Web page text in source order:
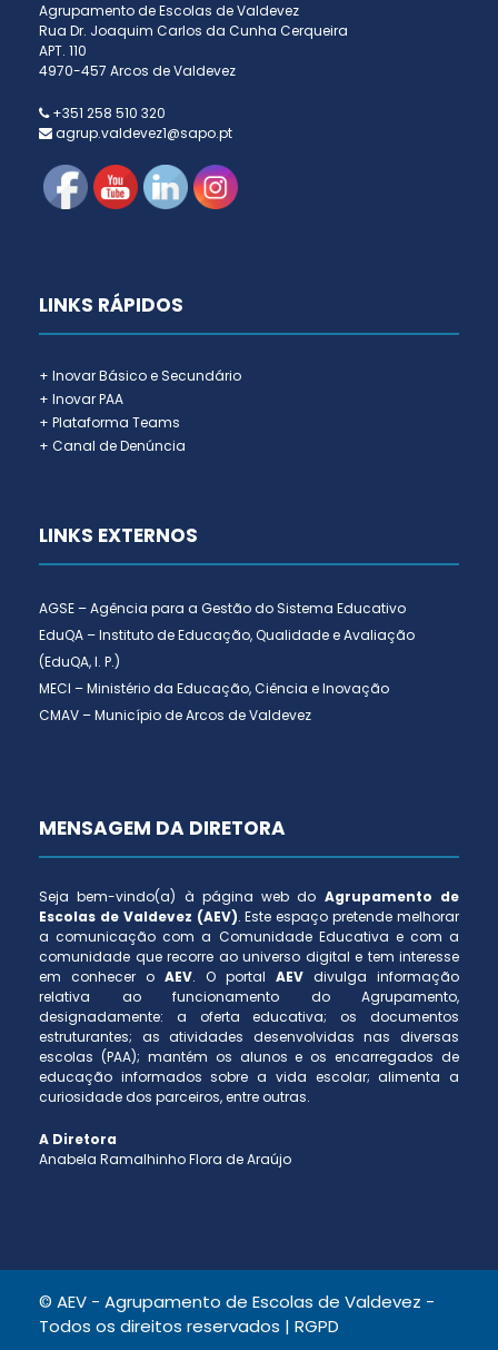
Agrupamento de Escolas de Valdevez
Rua Dr. Joaquim Carlos da Cunha Cerqueira
APT. 110
4970-457 Arcos de Valdevez
+351 258 510 320
agrup.valdevez1@sapo.pt
LINKS RÁPIDOS
+ Inovar Básico e Secundário
+ Inovar PAA
+ Plataforma Teams
+ Canal de Denúncia
LINKS EXTERNOS
AGSE – Agência para a Gestão do Sistema Educativo
EduQA – Instituto de Educação, Qualidade e Avaliação
(EduQA, I. P.)
MECI – Ministério da Educação, Ciência e Inovação
CMAV – Município de Arcos de Valdevez
MENSAGEM DA DIRETORA
Seja bem-vindo(a) à página web do Agrupamento de
Escolas de Valdevez (AEV). Este espaço pretende melhorar
a comunicação com a Comunidade Educativa e com a
comunidade que recorre ao universo digital e tem interesse
em conhecer o AEV. O portal AEV divulga informação
relativa ao funcionamento do Agrupamento,
designadamente: a oferta educativa; os documentos
estruturantes; as atividades desenvolvidas nas diversas
escolas (PAA); mantém os alunos e os encarregados de
educação informados sobre a vida escolar; alimenta a
curiosidade dos parceiros, entre outras.
A Diretora
Anabela Ramalhinho Flora de Araújo
© AEV - Agrupamento de Escolas de Valdevez -
Todos os direitos reservados | RGPD